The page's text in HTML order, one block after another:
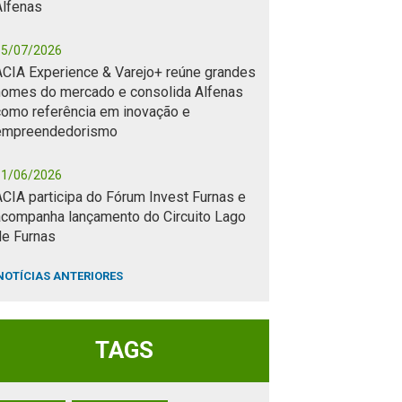
07/2026
Experience & Varejo+ reúne grandes
do mercado e consolida Alfenas
referência em inovação e
06/2026
participa do Fórum Invest Furnas e
lançamento do Circuito Lago
Furnas
ANTERIORES
TAGS